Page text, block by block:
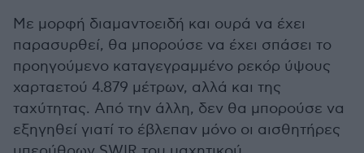
55
seconds
Με μορφή διαμαντοειδή και ουρά να έχει
παρασυρθεί, θα μπορούσε να έχει σπάσει το
προηγούμενο καταγεγραμμένο ρεκόρ ύψους
χαρταετού 4.879 μέτρων, αλλά και της
ταχύτητας. Από την άλλη, δεν θα μπορούσε να
εξηγηθεί γιατί το έβλεπαν μόνο οι αισθητήρες